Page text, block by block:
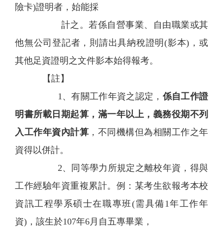
險卡)證明者，始能採
計之。若係自營事業、自由職業或其
他無公司登記者，則請出具納稅證明(影本)，或
其他足資證明之文件影本始得報考。
【註】
1、有關工作年資之認定， 係自工作證
明書所載日期起算，滿一年以上，義務役期不列
入工作年資內計算 ，不同機構但為相關工作之年
資得以併計。
2、同等學力所規定之離校年資，得與
工作經驗年資重複累計。例：某考生欲報考本校
資訊工程學系碩士在職專班(需具備1年工作年
資)，該生於107年6月自五專畢業，